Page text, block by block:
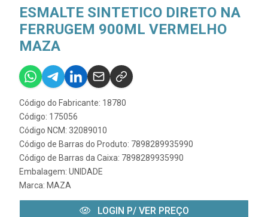
ESMALTE SINTETICO DIRETO NA
FERRUGEM 900ML VERMELHO
MAZA
Código do Fabricante: 18780
Código: 175056
Código NCM: 32089010
Código de Barras do Produto: 7898289935990
Código de Barras da Caixa: 7898289935990
Embalagem: UNIDADE
Marca: MAZA
LOGIN P/ VER PREÇO